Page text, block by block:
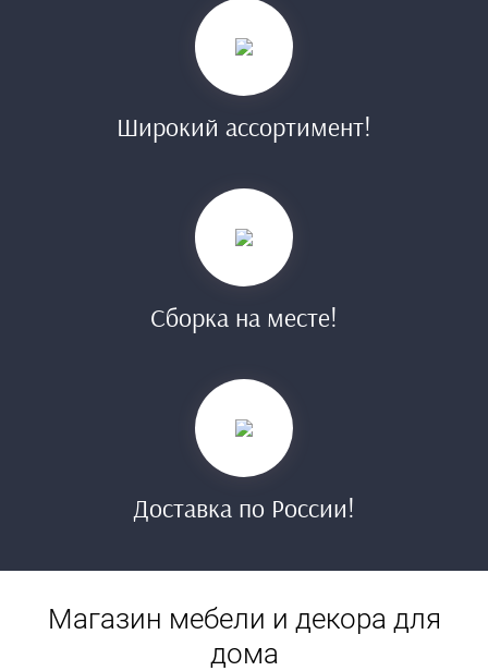
Широкий ассортимент!
Сборка на месте!
Доставка по России!
Магазин мебели и декора для
дома